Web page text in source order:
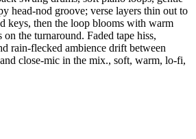
head-nod groove; verse layers thin out to
keys, then the loop blooms with warm
on the turnaround. Faded tape hiss,
rain-flecked ambience drift between
close-mic in the mix., soft, warm, lo-fi,